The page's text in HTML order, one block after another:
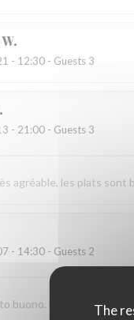
The
W
- 12:30 - Guests 3
- 21:00 - Guests 3
agréable, les plats sont
- 14:30 - Guests 2
buono. Carbonade